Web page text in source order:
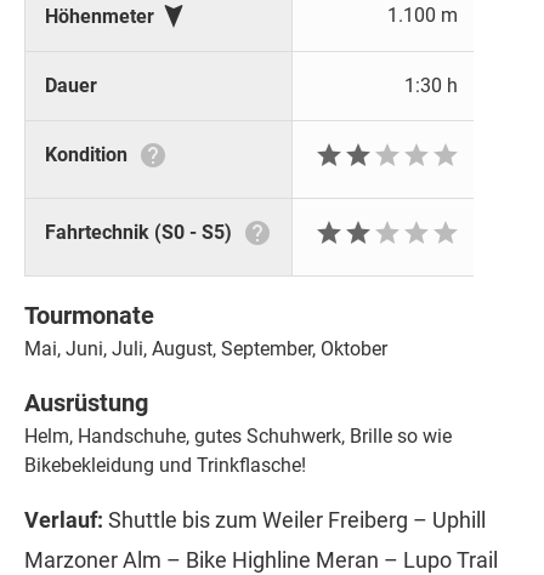
Höhenmeter  1.100 m
Dauer 1:30 h
Kondition  
Fahrtechnik (S0 - S5)  
Tourmonate
Mai, Juni, Juli, August, September, Oktober
Ausrüstung
Helm, Handschuhe, gutes Schuhwerk, Brille so wie
Bikebekleidung und Trinkflasche!
Verlauf: Shuttle bis zum Weiler Freiberg – Uphill
Marzoner Alm – Bike Highline Meran – Lupo Trail